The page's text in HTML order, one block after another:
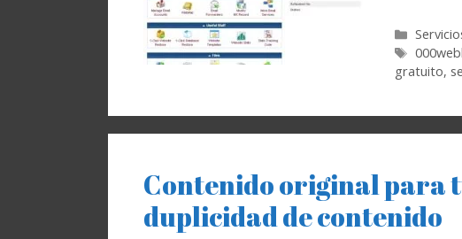
gratuito,
Contenido original para
duplicidad de contenido